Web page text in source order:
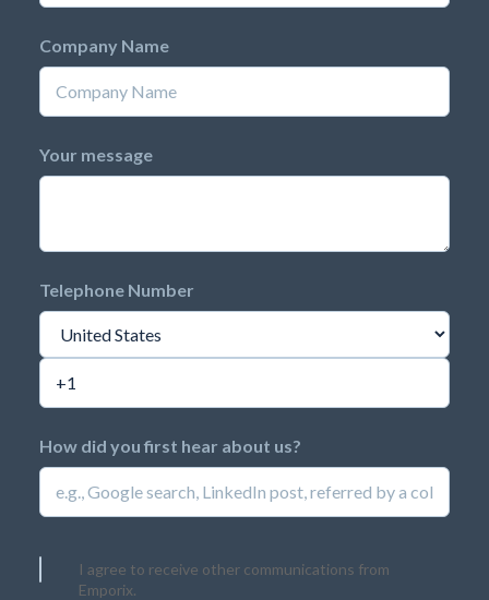
Company Name
Your message
Telephone Number
How did you first hear about us?
I agree to receive other communications from
Emporix.